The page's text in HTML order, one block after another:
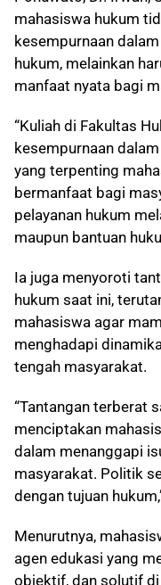
mahasiswa hukum
kesempurnaan
hukum, melainkan
manfaat nyata bagi
“Kuliah di Fakultas
kesempurnaan
yang terpenting
bermanfaat bagi
pelayanan hukum
maupun bantuan
Ia juga menyoroti
hukum saat ini,
mahasiswa agar
menghadapi
tengah masyarakat.
“Tantangan terberat
menciptakan
dalam menanggapi
masyarakat. Politik
dengan tujuan
Menurutnya,
agen edukasi yang
objektif, dan solutif